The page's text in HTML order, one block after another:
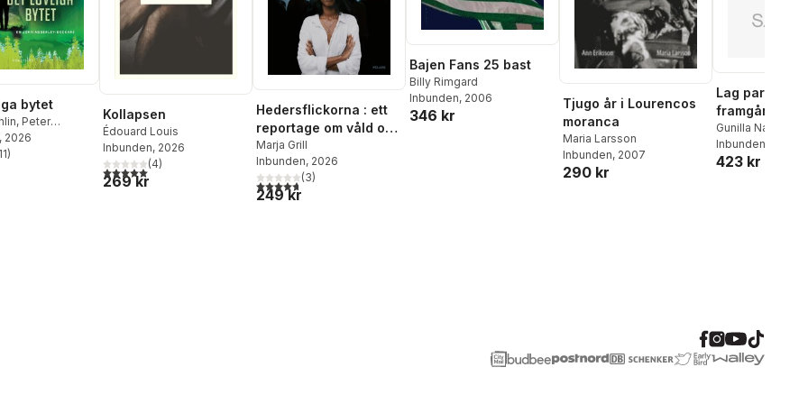
bytet
, Peter
, 2026
Totalt antal röster:
11)
Kollapsen
Édouard Louis
Inbunden, 2026
5,0utav 5 stjärnor. Totalt antal röster:
(4)
269 kr
Hedersflickorna : ett
reportage om våld och
vägen ut
Marja Grill
Inbunden, 2026
4,7utav 5 stjärnor. Totalt antal röster:
(3)
249 kr
Bajen Fans 25 bast
Billy Rimgard
Inbunden, 2006
346 kr
Tjugo år i Lourencos
moranca
Maria Larsson
Inbunden, 2007
290 kr
Lag
Gunilla Nauclér
Nauclér
Inbunden
423 kr